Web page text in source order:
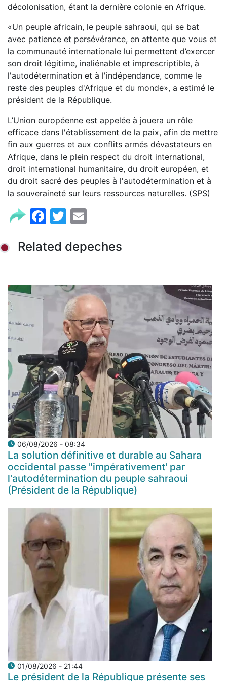
décolonisation, étant la dernière colonie en Afrique.
«Un peuple africain, le peuple sahraoui, qui se bat
avec patience et persévérance, en attente que vous et
la communauté internationale lui permettent d’exercer
son droit légitime, inaliénable et imprescriptible, à
l'autodétermination et à l'indépendance, comme le
reste des peuples d'Afrique et du monde», a estimé le
président de la République.
L’Union européenne est appelée à jouera un rôle
efficace dans l'établissement de la paix, afin de mettre
fin aux guerres et aux conflits armés dévastateurs en
Afrique, dans le plein respect du droit international,
droit international humanitaire, du droit européen, et
du droit sacré des peuples à l'autodétermination et à
la souveraineté sur leurs ressources naturelles. (SPS)
Facebook
Twitter
Related depeches
06/08/2026 - 08:34
La solution définitive et durable au Sahara
occidental passe "impérativement' par
l'autodétermination du peuple sahraoui
(Président de la République)
01/08/2026 - 21:44
Le président de la République présente ses